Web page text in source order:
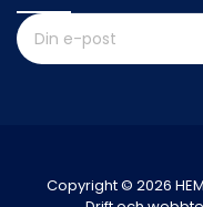
Copyright © 2026